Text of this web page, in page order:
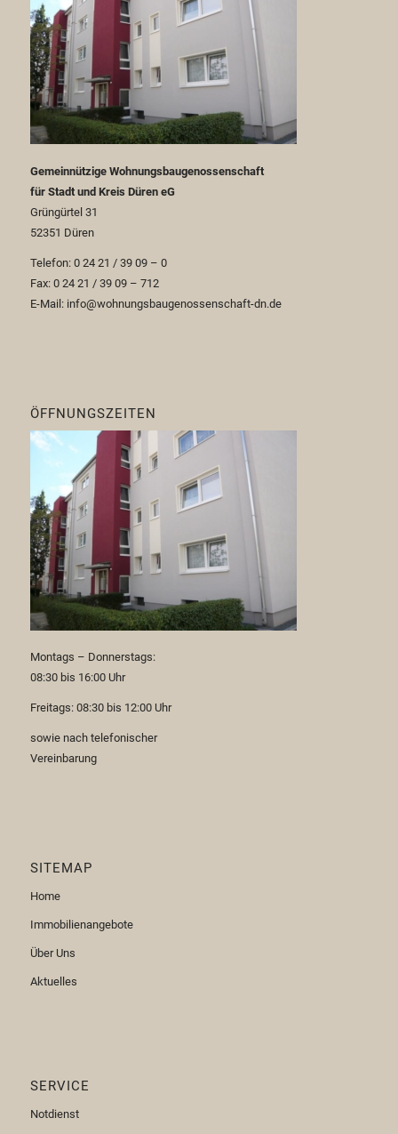
Gemeinnützige Wohnungsbaugenossenschaft
für Stadt und Kreis Düren eG
Grüngürtel 31
52351 Düren
Telefon: 0 24 21 / 39 09 – 0
Fax: 0 24 21 / 39 09 – 712
E-Mail: info@wohnungsbaugenossenschaft-dn.de
ÖFFNUNGSZEITEN
Montags – Donnerstags:
08:30 bis 16:00 Uhr
Freitags: 08:30 bis 12:00 Uhr
sowie nach telefonischer
Vereinbarung
SITEMAP
Home
Immobilienangebote
Über Uns
Aktuelles
SERVICE
Notdienst